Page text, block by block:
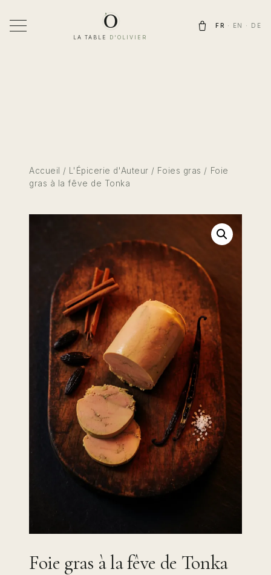
contenu
LA TABLE D'OLIVIER
FR · EN · DE
Accueil / L'Épicerie d'Auteur / Foies gras / Foie
gras à la fêve de Tonka
Foie gras à la fêve de Tonka